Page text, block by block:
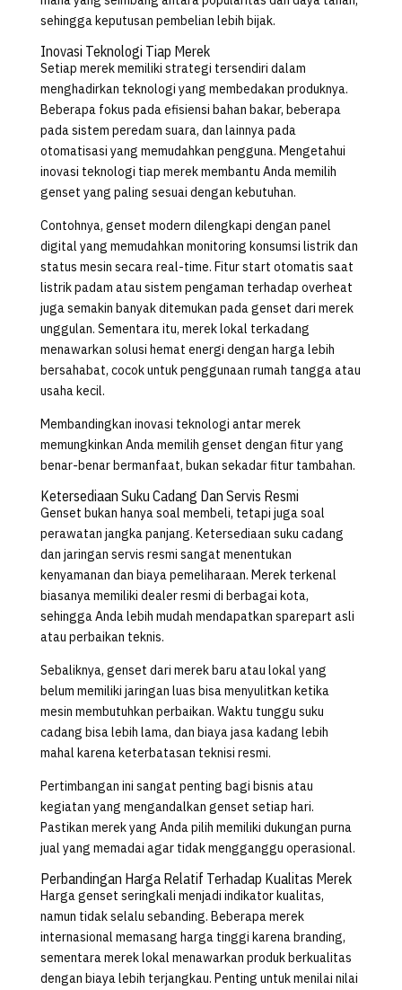
sehingga keputusan pembelian lebih bijak.
Inovasi Teknologi Tiap Merek
Setiap merek memiliki strategi tersendiri dalam
menghadirkan teknologi yang membedakan produknya.
Beberapa fokus pada efisiensi bahan bakar, beberapa
pada sistem peredam suara, dan lainnya pada
otomatisasi yang memudahkan pengguna. Mengetahui
inovasi teknologi tiap merek membantu Anda memilih
genset yang paling sesuai dengan kebutuhan.
Contohnya, genset modern dilengkapi dengan panel
digital yang memudahkan monitoring konsumsi listrik dan
status mesin secara real-time. Fitur start otomatis saat
listrik padam atau sistem pengaman terhadap overheat
juga semakin banyak ditemukan pada genset dari merek
unggulan. Sementara itu, merek lokal terkadang
menawarkan solusi hemat energi dengan harga lebih
bersahabat, cocok untuk penggunaan rumah tangga atau
usaha kecil.
Membandingkan inovasi teknologi antar merek
memungkinkan Anda memilih genset dengan fitur yang
benar-benar bermanfaat, bukan sekadar fitur tambahan.
Ketersediaan Suku Cadang Dan Servis Resmi
Genset bukan hanya soal membeli, tetapi juga soal
perawatan jangka panjang. Ketersediaan suku cadang
dan jaringan servis resmi sangat menentukan
kenyamanan dan biaya pemeliharaan. Merek terkenal
biasanya memiliki dealer resmi di berbagai kota,
sehingga Anda lebih mudah mendapatkan sparepart asli
atau perbaikan teknis.
Sebaliknya, genset dari merek baru atau lokal yang
belum memiliki jaringan luas bisa menyulitkan ketika
mesin membutuhkan perbaikan. Waktu tunggu suku
cadang bisa lebih lama, dan biaya jasa kadang lebih
mahal karena keterbatasan teknisi resmi.
Pertimbangan ini sangat penting bagi bisnis atau
kegiatan yang mengandalkan genset setiap hari.
Pastikan merek yang Anda pilih memiliki dukungan purna
jual yang memadai agar tidak mengganggu operasional.
Perbandingan Harga Relatif Terhadap Kualitas Merek
Harga genset seringkali menjadi indikator kualitas,
namun tidak selalu sebanding. Beberapa merek
internasional memasang harga tinggi karena branding,
sementara merek lokal menawarkan produk berkualitas
dengan biaya lebih terjangkau. Penting untuk menilai nilai